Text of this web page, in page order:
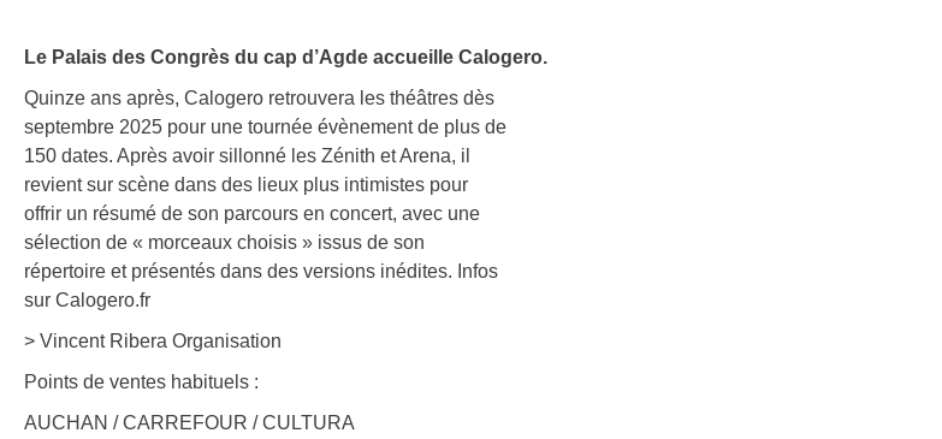
Le Palais des Congrès du cap d’Agde accueille Calogero.
Quinze ans après, Calogero retrouvera les théâtres dès
septembre 2025 pour une tournée évènement de plus de
150 dates. Après avoir sillonné les Zénith et Arena, il
revient sur scène dans des lieux plus intimistes pour
offrir un résumé de son parcours en concert, avec une
sélection de « morceaux choisis » issus de son
répertoire et présentés dans des versions inédites. Infos
sur Calogero.fr
> Vincent Ribera Organisation
Points de ventes habituels :
AUCHAN / CARREFOUR / CULTURA